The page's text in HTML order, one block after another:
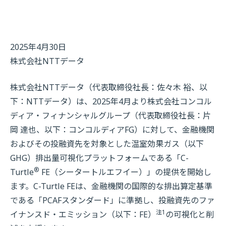
2025年4月30日
株式会社NTTデータ
株式会社NTTデータ（代表取締役社長：佐々木 裕、以
下：NTTデータ）は、2025年4月より株式会社コンコル
ディア・フィナンシャルグループ（代表取締役社長：片
岡 達也、以下：コンコルディアFG）に対して、金融機関
およびその投融資先を対象とした温室効果ガス（以下
GHG）排出量可視化プラットフォームである「C-
Turtle® FE（シータートルエフイー）」の提供を開始し
ます。C-Turtle FEは、金融機関の国際的な排出算定基準
である「PCAFスタンダード」に準拠し、投融資先のファ
イナンスド・エミッション（以下：FE）
注1 の可視化と削